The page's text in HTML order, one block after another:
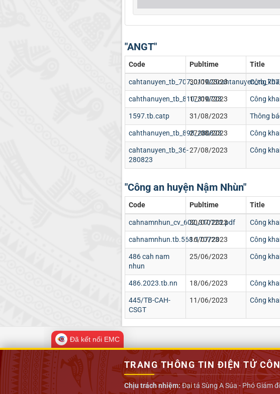
"ANGT"
Code Publtime Title
30/09/2023 Công
cahthanuyen_tb_810_310723
17/09/2023 Công
1597.tb.catp 31/08/2023 Thông
cahthanuyen_tb_898_280823
27/08/2023 Công
cahtanuyen_tb_36-
280823
27/08/2023 Công
"Công an huyện Nậm Nhùn"
Code Publtime Title
cahnamnhun_cv_602_310723.pdf
30/07/2023 Công
cahnamnhun.tb.568.170723
16/07/2023 Công
486 cah nam
nhun
25/06/2023 Công
486.2023.tb.nn 18/06/2023 Công
445/TB-CAH-
CSGT
11/06/2023 Công
Đã kết nối EMC
TRANG THÔNG TIN ĐIỆN TỬ
Chịu trách nhiệm:Đại tá Sùng A Súa - Phó Giám